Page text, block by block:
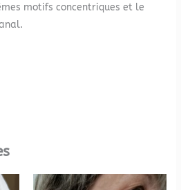
motifs concentriques et le